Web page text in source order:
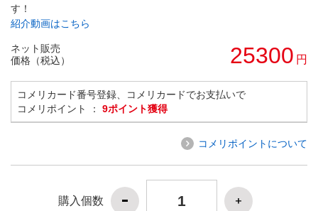
す！
紹介動画はこちら
ネット販売
価格（税込）
25300 円
コメリカード番号登録、コメリカードでお支払いで
コメリポイント ： 9ポイント獲得
コメリポイントについて
購入個数